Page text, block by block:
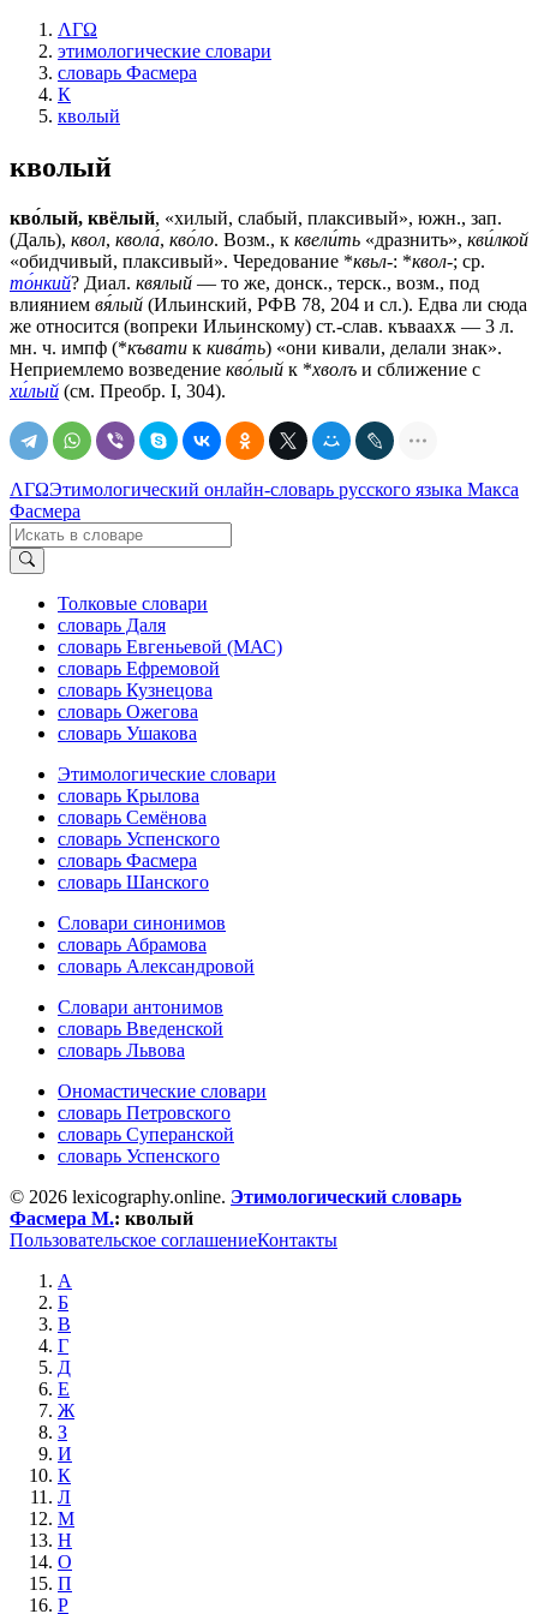
ΛΓΩ
этимологические словари
словарь Фасмера
К
кволый
кволый
кво́лый, квёлый, «хилый, слабый, плаксивый», южн., зап.
(Даль), квол, квола́, кво́ло. Возм., к квели́ть «дразнить», кви́лкой
«обидчивый, плаксивый». Чередование *квьл-: *квол-; ср.
то́нкий? Диал. квялый — то же, донск., терск., возм., под
влиянием вя́лый (Ильинский, РФВ 78, 204 и сл.). Едва ли сюда
же относится (вопреки Ильинскому) ст.-слав. къваахѫ — 3 л.
мн. ч. импф (*къвати к кива́ть) «они кивали, делали знак».
Неприемлемо возведение кво́лый к *хволъ и сближение с
хи́лый (см. Преобр. I, 304).
ΛΓΩЭтимологический онлайн-словарь русского языка Макса
Фасмера
Толковые словари
словарь Даля
словарь Евгеньевой (МАС)
словарь Ефремовой
словарь Кузнецова
словарь Ожегова
словарь Ушакова
Этимологические словари
словарь Крылова
словарь Семёнова
словарь Успенского
словарь Фасмера
словарь Шанского
Словари синонимов
словарь Абрамова
словарь Александровой
Словари антонимов
словарь Введенской
словарь Львова
Ономастические словари
словарь Петровского
словарь Суперанской
словарь Успенского
© 2026 lexicography.online. Этимологический словарь
Фасмера М.: кволый
Пользовательское соглашениеКонтакты
А
Б
В
Г
Д
Е
Ж
З
И
К
Л
М
Н
О
П
Р